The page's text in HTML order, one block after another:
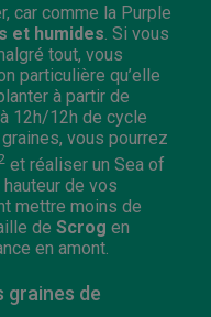
car comme la Purple
et humides . Si vous
tout, vous
particulière qu’elle
à partir de
12h/12h de cycle
vous pourrez
et réaliser un Sea of
de vos
mettre moins de
de Scrog en
en amont.
graines de